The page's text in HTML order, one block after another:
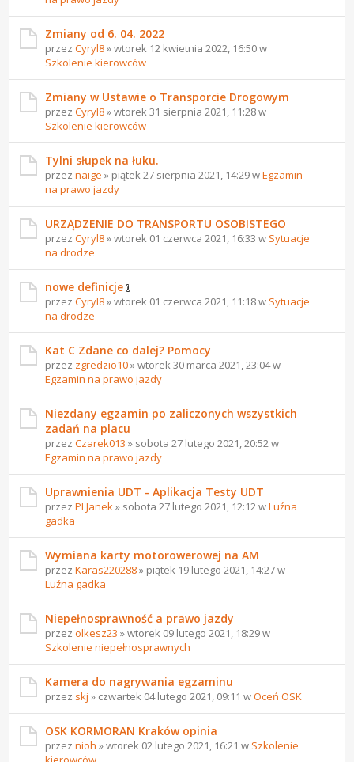
Zmiany od 6. 04. 2022
przezCyryl8» wtorek 12 kwietnia 2022, 16:50 w
Szkolenie kierowców
Zmiany w Ustawie o Transporcie Drogowym
przezCyryl8» wtorek 31 sierpnia 2021, 11:28 w
Szkolenie kierowców
Tylni słupek na łuku.
przeznaige » piątek 27 sierpnia 2021, 14:29 wEgzamin
na prawo jazdy
URZĄDZENIE DO TRANSPORTU OSOBISTEGO
przezCyryl8» wtorek 01 czerwca 2021, 16:33 w Sytuacje
na drodze
nowe definicje
przezCyryl8» wtorek 01 czerwca 2021, 11:18 w Sytuacje
na drodze
Kat C Zdane co dalej? Pomocy
przez zgredzio10» wtorek 30 marca 2021, 23:04 w
Egzamin na prawo jazdy
Niezdany egzamin po zaliczonych wszystkich
zadań na placu
przezCzarek013 » sobota 27 lutego 2021, 20:52 w
Egzamin na prawo jazdy
Uprawnienia UDT - Aplikacja Testy UDT
przezPLJanek » sobota 27 lutego 2021, 12:12 wLuźna
gadka
Wymiana karty motorowerowej na AM
przezKaras220288» piątek 19 lutego 2021, 14:27 w
Luźna gadka
Niepełnosprawność a prawo jazdy
przezolkesz23 » wtorek 09 lutego 2021, 18:29 w
Szkolenie niepełnosprawnych
Kamera do nagrywania egzaminu
przez skj » czwartek 04 lutego 2021, 09:11 wOceń OSK
OSK KORMORAN Kraków opinia
przeznioh » wtorek 02 lutego 2021, 16:21 w Szkolenie